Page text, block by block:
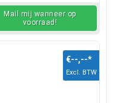
Mail mij wanneer op
voorraad!
€--,--*
Excl. BTW